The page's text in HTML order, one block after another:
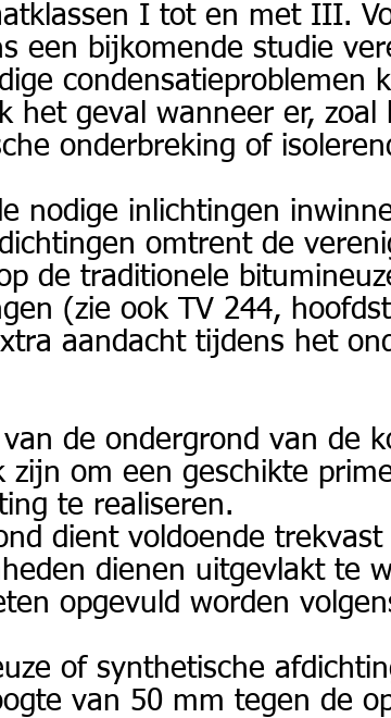
I tot en met III.
een bijkomende studie
condensatieproblemen
het geval wanneer er,
onderbreking of
nodige inlichtingen
omtrent de
de traditionele
(zie ook TV 244,
aandacht tijdens het
van de ondergrond van de
zijn om een geschikte
te realiseren.
dient voldoende
dienen uitgevlakt te
opgevuld worden
of synthetische
van 50 mm tegen de